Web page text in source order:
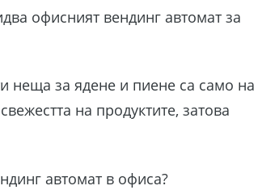
офисният вендинг автомат за
неща за ядене и пиене са само на
на продуктите, затова
автомат в офиса?